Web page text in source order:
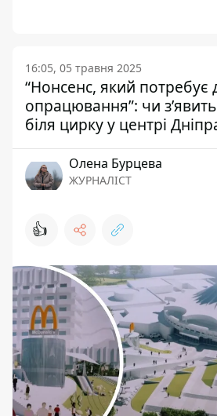
16:05, 05 травня 2025
“Нонсенс, який потребує
опрацювання”: чи
біля цирку у центрі
Олена Бурцева
ЖУРНАЛІСТ
👍